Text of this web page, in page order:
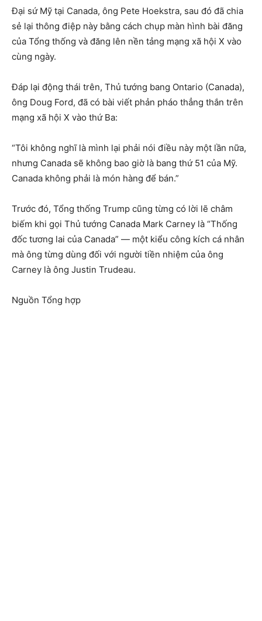
Đại sứ Mỹ tại Canada, ông Pete Hoekstra, sau đó đã chia
sẻ lại thông điệp này bằng cách chụp màn hình bài đăng
của Tổng thống và đăng lên nền tảng mạng xã hội X vào
cùng ngày.
Đáp lại động thái trên, Thủ tướng bang Ontario (Canada),
ông Doug Ford, đã có bài viết phản pháo thẳng thắn trên
mạng xã hội X vào thứ Ba:
“Tôi không nghĩ là mình lại phải nói điều này một lần nữa,
nhưng Canada sẽ không bao giờ là bang thứ 51 của Mỹ.
Canada không phải là món hàng để bán.”
Trước đó, Tổng thống Trump cũng từng có lời lẽ châm
biếm khi gọi Thủ tướng Canada Mark Carney là “Thống
đốc tương lai của Canada” — một kiểu công kích cá nhân
mà ông từng dùng đối với người tiền nhiệm của ông
Carney là ông Justin Trudeau.
Nguồn Tổng hợp